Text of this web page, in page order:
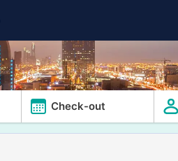
Check-out